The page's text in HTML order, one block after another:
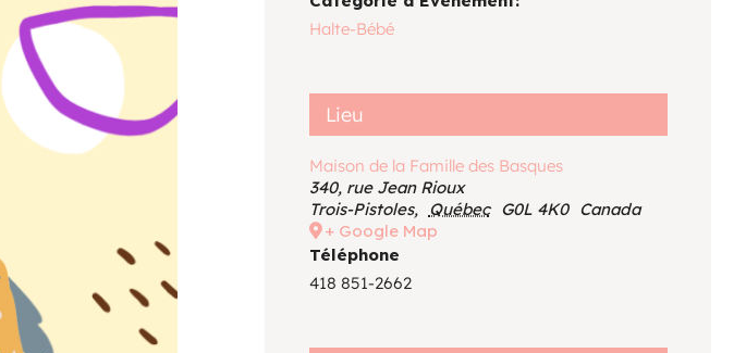
Halte-Bébé
Lieu
Maison de la Famille des Basques
340, rue Jean Rioux
Trois-Pistoles, Québec G0L 4K0 Canada
+ Google Map
Téléphone
418 851-2662